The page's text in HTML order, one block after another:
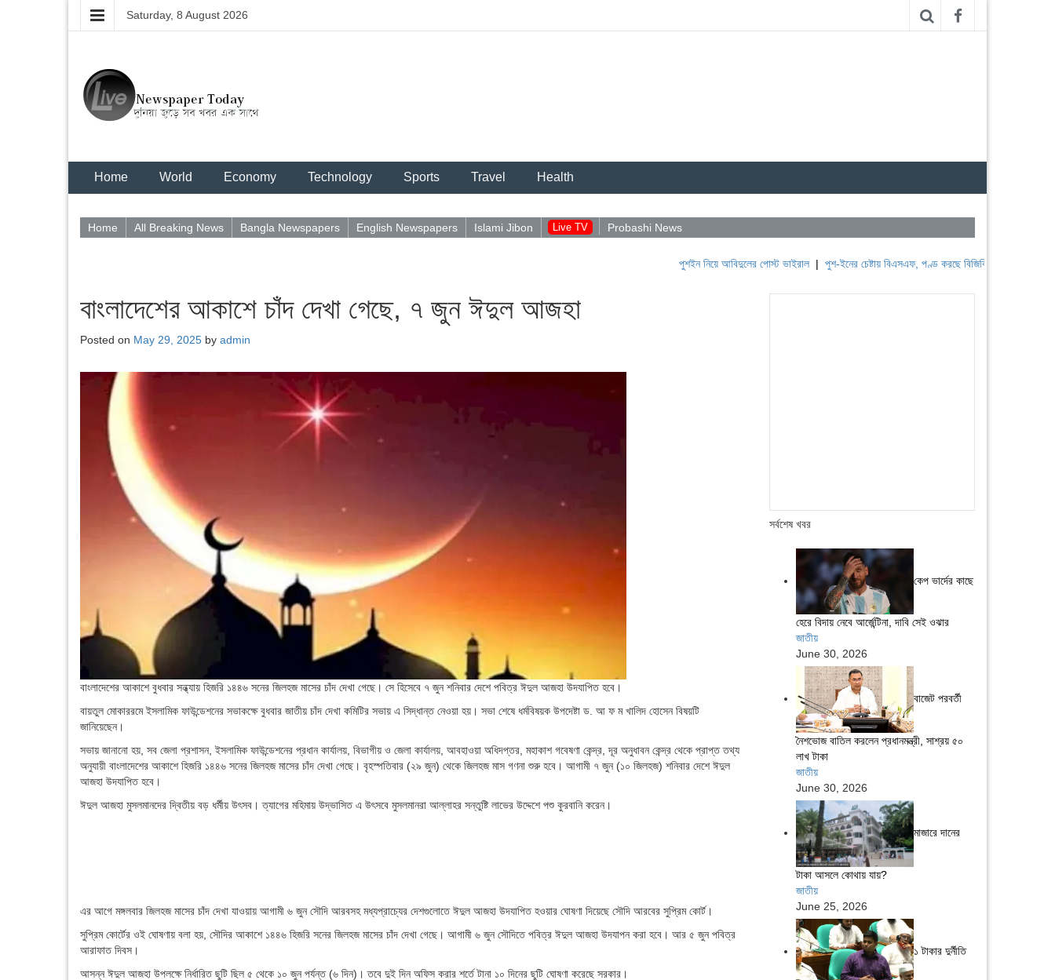
Saturday, 8 August 2026
Home World Economy Technology Sports Travel Health
Home All Breaking News Bangla Newspapers English Newspapers Islami Jibon Live TV Probashi News
পুশইন নিয়ে আবিদুলের পোস্ট ভাইরাল| পুশ-ইনের চেষ্টায় বিএসএফ, পণ্ড করছে বিজিবি|লেবাননের ঐতিহাসিক
বাংলাদেশের আকাশে চাঁদ দেখা গেছে, ৭ জুন ঈদুল আজহা
Posted on May 29, 2025 by admin
বাংলাদেশের আকাশে বুধবার সন্ধ্যায় হিজরি ১৪৪৬ সনের জিলহজ মাসের চাঁদ দেখা গেছে। সে হিসেবে ৭ জুন শনিবার দেশে পবিত্র ঈদুল আজহা উদযাপিত হবে।
বায়তুল মোকাররমে ইসলামিক ফাউন্ডেশনের সভাকক্ষে বুধবার জাতীয় চাঁদ দেখা কমিটির সভায় এ সিদ্ধান্ত নেওয়া হয়। সভা শেষে ধর্মবিষয়ক উপদেষ্টা ড. আ ফ ম খালিদ হোসেন বিষয়টি
জানিয়েছেন।
সভায় জানানো হয়, সব জেলা প্রশাসন, ইসলামিক ফাউন্ডেশনের প্রধান কার্যালয়, বিভাগীয় ও জেলা কার্যালয়, আবহাওয়া অধিদপ্তর, মহাকাশ গবেষণা কেন্দ্র, দূর অনুধাবন কেন্দ্র থেকে প্রাপ্ত তথ্য
অনুযায়ী বাংলাদেশের আকাশে হিজরি ১৪৪৬ সনের জিলহজ মাসের চাঁদ দেখা গেছে। বৃহস্পতিবার (২৯ জুন) থেকে জিলহজ মাস গণনা শুরু হবে। আগামী ৭ জুন (১০ জিলহজ) শনিবার দেশে ঈদুল
আজহা উদযাপিত হবে।
ঈদুল আজহা মুসলমানদের দ্বিতীয় বড় ধর্মীয় উৎসব। ত্যাগের মহিমায় উদ্ভাসিত এ উৎসবে মুসলমানরা আল্লাহর সন্তুষ্টি লাভের উদ্দেশে পশু কুরবানি করেন।
এর আগে মঙ্গলবার জিলহজ মাসের চাঁদ দেখা যাওয়ায় আগামী ৬ জুন সৌদি আরবসহ মধ্যপ্রাচ্যের দেশগুলোতে ঈদুল আজহা উদযাপিত হওয়ার ঘোষণা দিয়েছে সৌদি আরবের সুপ্রিম কোর্ট।
সুপ্রিম কোর্টের ওই ঘোষণায় বলা হয়, সৌদির আকাশে ১৪৪৬ হিজরি সনের জিলহজ মাসের চাঁদ দেখা গেছে। আগামী ৬ জুন সৌদিতে পবিত্র ঈদুল আজহা উদযাপন করা হবে। আর ৫ জুন পবিত্র
আরাফাত দিবস।
আসন্ন ঈদুল আজহা উপলক্ষে নির্ধারিত ছুটি ছিল ৫ থেকে ১০ জুন পর্যন্ত (৬ দিন)। তবে দুই দিন অফিস করার শর্তে টানা ১০ দিনের ছুটি ঘোষণা করেছে সরকার।
সর্বশেষ খবর
কেপ ভার্দের কাছে
হেরে বিদায় নেবে আর্জেন্টিনা, দাবি সেই ওঝার
জাতীয়
June 30, 2026
বাজেট পরবর্তী
নৈশভোজ বাতিল করলেন প্রধানমন্ত্রী, সাশ্রয় ৫০
লাখ টাকা
জাতীয়
June 30, 2026
মাজারে দানের
টাকা আসলে কোথায় যায়?
জাতীয়
June 25, 2026
১ টাকার দুর্নীতি